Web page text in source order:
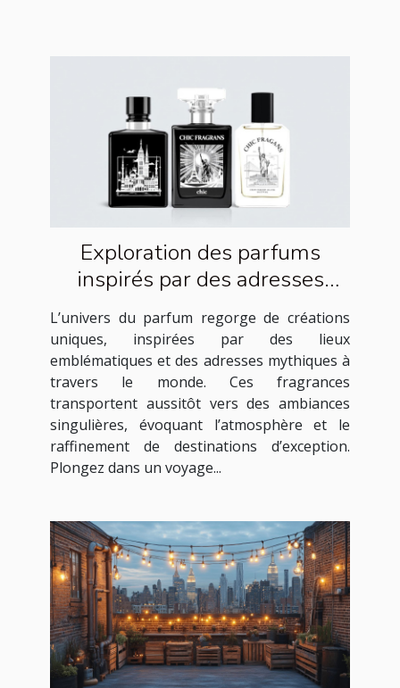
Exploration des parfums
inspirés par des adresses
célèbres
L’univers du parfum regorge de créations
uniques, inspirées par des lieux
emblématiques et des adresses mythiques à
travers le monde. Ces fragrances
transportent aussitôt vers des ambiances
singulières, évoquant l’atmosphère et le
raffinement de destinations d’exception.
Plongez dans un voyage...